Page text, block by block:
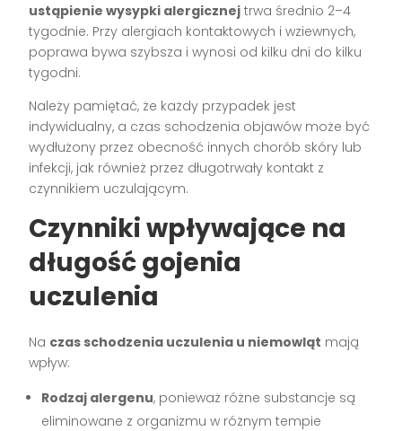
ustąpienie wysypki alergicznej trwa średnio 2–4
tygodnie. Przy alergiach kontaktowych i wziewnych,
poprawa bywa szybsza i wynosi od kilku dni do kilku
tygodni.
Należy pamiętać, że każdy przypadek jest
indywidualny, a czas schodzenia objawów może być
wydłużony przez obecność innych chorób skóry lub
infekcji, jak również przez długotrwały kontakt z
czynnikiem uczulającym.
Czynniki wpływające na
długość gojenia
uczulenia
Na czas schodzenia uczulenia u niemowląt mają
wpływ:
Rodzaj alergenu, ponieważ różne substancje są
eliminowane z organizmu w różnym tempie